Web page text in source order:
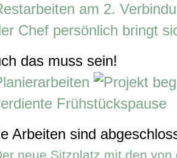
das muss sein!
Arbeiten sind